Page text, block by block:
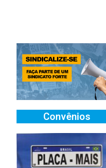
Convênios